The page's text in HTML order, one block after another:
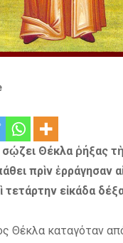
Θέκλα ῥήξας
πρὶν ἐρράγησαν
τετάρτην εἰκάδα
Θέκλα καταγόταν